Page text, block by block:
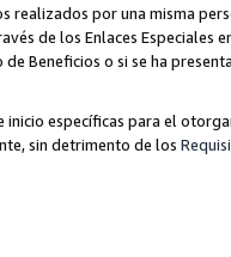
realizados por una misma
de los Enlaces Especiales
Beneficios o si se ha
inicio específicas para el
sin detrimento de los